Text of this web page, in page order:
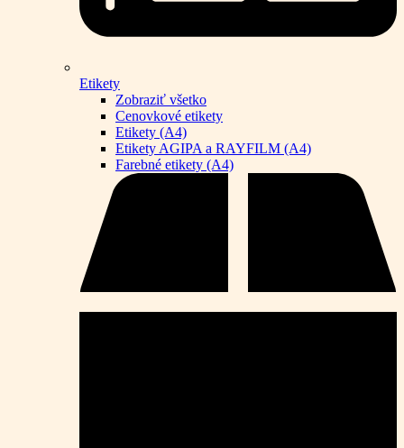
Etikety
Zobraziť všetko
Cenovkové etikety
Etikety (A4)
Etikety AGIPA a RAYFILM (A4)
Farebné etikety (A4)